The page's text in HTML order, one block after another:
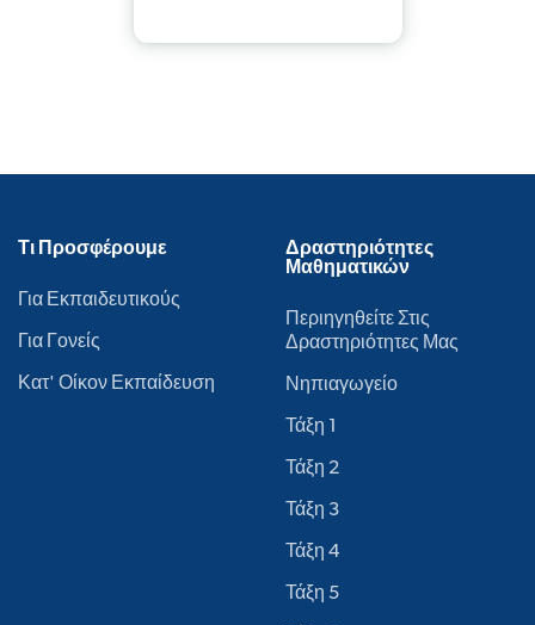
Τι Προσφέρουμε
Για Εκπαιδευτικούς
Για Γονείς
Κατ' Οίκον Εκπαίδευση
Δραστηριότητες
Μαθηματικών
Περιηγηθείτε Στις
Δραστηριότητες Μας
Νηπιαγωγείο
Τάξη 1
Τάξη 2
Τάξη 3
Τάξη 4
Τάξη 5